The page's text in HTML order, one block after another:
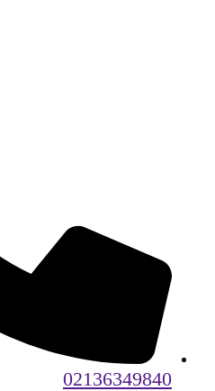
02136349840